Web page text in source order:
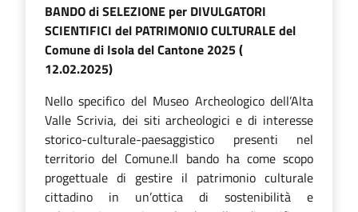
BANDO di SELEZIONE per DIVULGATORI
SCIENTIFICI del PATRIMONIO CULTURALE del
Comune di Isola del Cantone 2025 (
12.02.2025)
Nello specifico del Museo Archeologico dell’Alta
Valle Scrivia, dei siti archeologici e di interesse
storico-culturale-paesaggistico presenti nel
territorio del Comune.Il bando ha come scopo
progettuale di gestire il patrimonio culturale
cittadino in un’ottica di sostenibilità e